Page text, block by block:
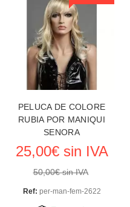
PELUCA DE COLORE
RUBIA POR MANIQUI
SENORA
25,00€ sin IVA
50,00€ sin IVA
Ref: per-man-fem-2622